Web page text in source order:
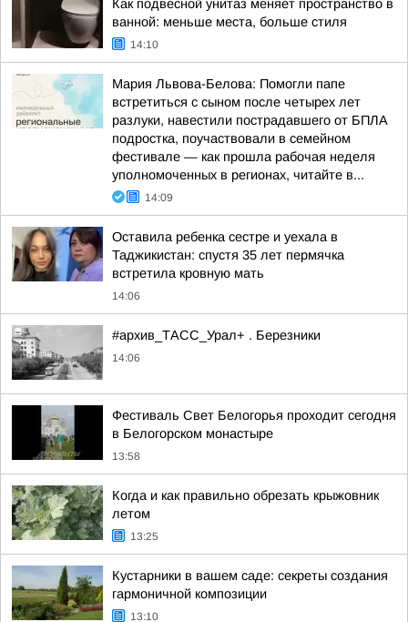
Как подвесной унитаз меняет пространство в
ванной: меньше места, больше стиля
14:10
Мария Львова-Белова: Помогли папе
встретиться с сыном после четырех лет
разлуки, навестили пострадавшего от БПЛА
подростка, поучаствовали в семейном
фестивале — как прошла рабочая неделя
уполномоченных в регионах, читайте в...
14:09
Оставила ребенка сестре и уехала в
Таджикистан: спустя 35 лет пермячка
встретила кровную мать
14:06
#архив_ТАСС_Урал+ . Березники
14:06
Фестиваль Свет Белогорья проходит сегодня
в Белогорском монастыре
13:58
Когда и как правильно обрезать крыжовник
летом
13:25
Кустарники в вашем саде: секреты создания
гармоничной композиции
13:10